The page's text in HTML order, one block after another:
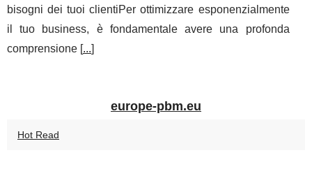
bisogni dei tuoi clientiPer ottimizzare esponenzialmente
il tuo business, è fondamentale avere una profonda
comprensione [...]
europe-pbm.eu
Hot Read